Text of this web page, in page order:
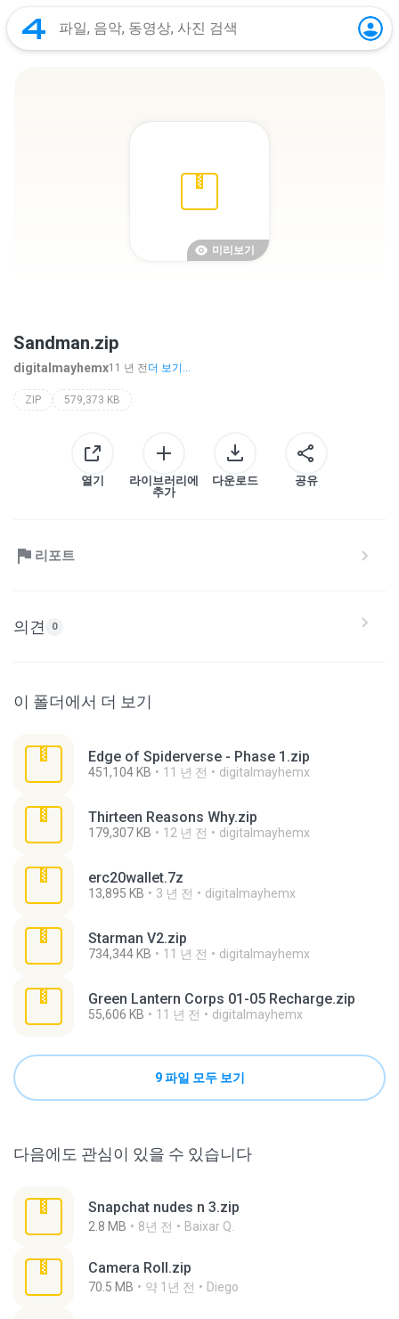
미리보기
Sandman.zip
digitalmayhemx11 년 전 더 보기...
ZIP 579,373 KB
열기
라이브러리에
추가
다운로드 공유
리포트
의견 0
이 폴더에서 더 보기
Edge of Spiderverse - Phase 1.zip
451,104 KB 11 년 전 digitalmayhemx
Thirteen Reasons Why.zip
179,307 KB 12 년 전 digitalmayhemx
erc20wallet.7z
13,895 KB 3 년 전 digitalmayhemx
Starman V2.zip
734,344 KB 11 년 전 digitalmayhemx
Green Lantern Corps 01-05 Recharge.zip
55,606 KB 11 년 전 digitalmayhemx
9 파일 모두 보기
다음에도 관심이 있을 수 있습니다
Snapchat nudes n 3.zip
2.8 MB 8년 전 Baixar Q.
Camera Roll.zip
70.5 MB 약 1년 전 Diego